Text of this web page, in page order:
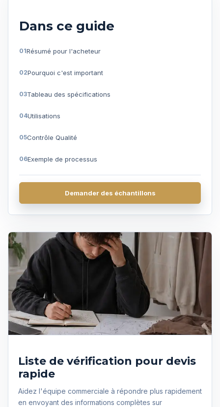
Dans ce guide
Résumé pour l'acheteur
Pourquoi c'est important
Tableau des spécifications
Utilisations
Contrôle Qualité
Exemple de processus
Questions fréquentes
Obtenir un devis
Demander des échantillons
Liste de vérification pour devis
rapide
Aidez l'équipe commerciale à répondre plus rapidement
en envoyant des informations complètes sur